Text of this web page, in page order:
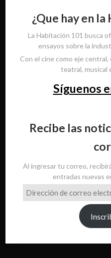
¿Que hay en
La Habitación 101 busca
ensayos sobre la
Con el cine como eje
teatral, musical
Síguenos
Recibe las
Al ingresar tu correo,
entradas nuevas
Dirección
de